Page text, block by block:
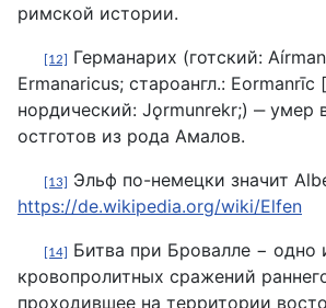
римской истории.
[12]
Германарих (готский:
Ermanaricus; староангл.: Eormanrīc
нордический: Jǫrmunrekr;) ‒ умер
остготов из рода Амалов.
[13]
Эльф по-немецки значит
https://de.wikipedia.org/wiki/Elfen
[14]
Битва при Бровалле − одно
кровопролитных сражений
проходившее на территории